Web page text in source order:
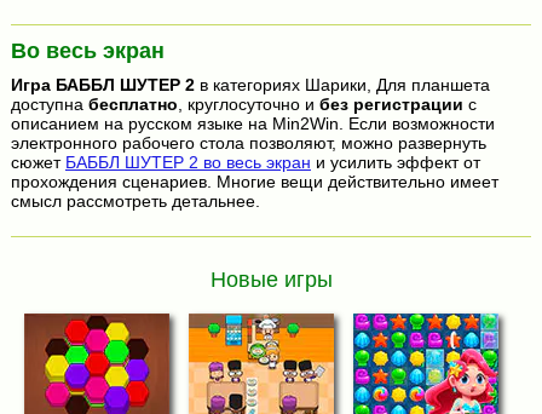
Во весь экран
Игра БАББЛ ШУТЕР 2в категориях Шарики, Для планшета
доступна бесплатно , круглосуточно и без регистрации с
описанием на русском языке на Min2Win. Если возможности
электронного рабочего стола позволяют, можно развернуть
сюжет БАББЛ ШУТЕР 2 во весь экран и усилить эффект от
прохождения сценариев. Многие вещи действительно имеет
смысл рассмотреть детальнее.
Новые игры